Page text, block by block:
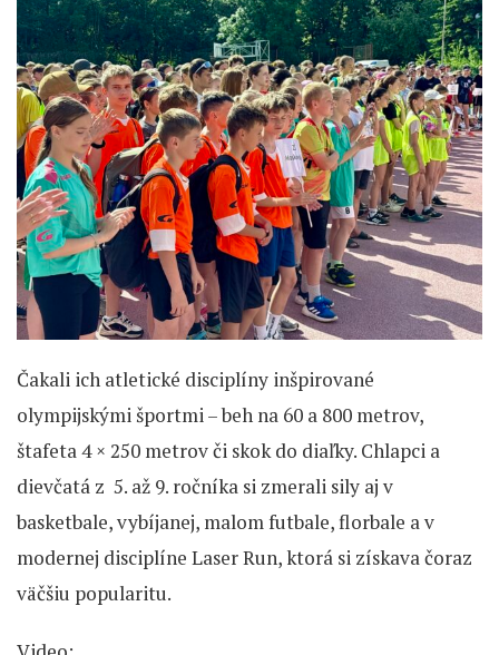
Čakali ich atletické disciplíny inšpirované
olympijskými športmi – beh na 60 a 800 metrov,
štafeta 4 × 250 metrov či skok do diaľky. Chlapci a
dievčatá z 5. až 9. ročníka si zmerali sily aj v
basketbale, vybíjanej, malom futbale, florbale a v
modernej disciplíne Laser Run, ktorá si získava čoraz
väčšiu popularitu.